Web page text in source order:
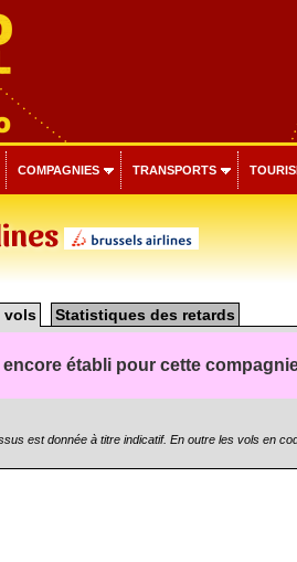
COMPAGNIES TRANSPORTS
vols Statistiques des retards
établi pour cette
est donnée à titre indicatif. En outre les vols en